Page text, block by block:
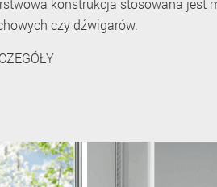
czy dźwigarów.